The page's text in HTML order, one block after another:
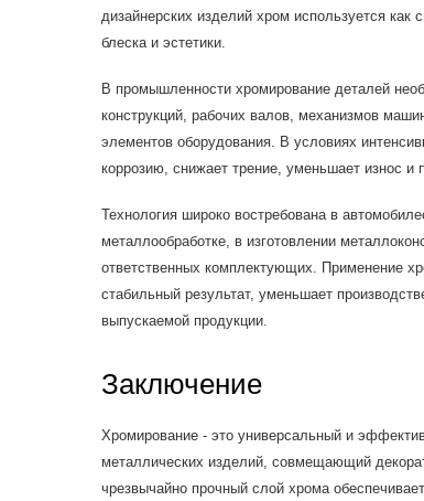
дизайнерских изделий хром используется как
блеска и эстетики.
В промышленности хромирование деталей
конструкций, рабочих валов, механизмов
элементов оборудования. В условиях
коррозию, снижает трение, уменьшает износ
Технология широко востребована в
металлообработке, в изготовлении
ответственных комплектующих. Применение
стабильный результат, уменьшает
выпускаемой продукции.
Заключение
Хромирование - это универсальный и
металлических изделий, совмещающий
чрезвычайно прочный слой хрома